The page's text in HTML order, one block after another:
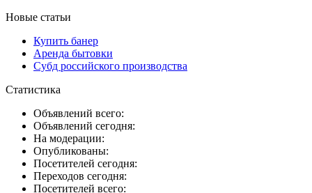
Новые статьи
Купить банер
Аренда бытовки
Субд российского производства
Статистика
Объявлений всего:
Объявлений сегодня:
На модерации:
Опубликованы:
Посетителей сегодня:
Переходов сегодня:
Посетителей всего: